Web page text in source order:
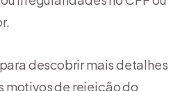
descobrir mais detalhes
motivos de rejeição do